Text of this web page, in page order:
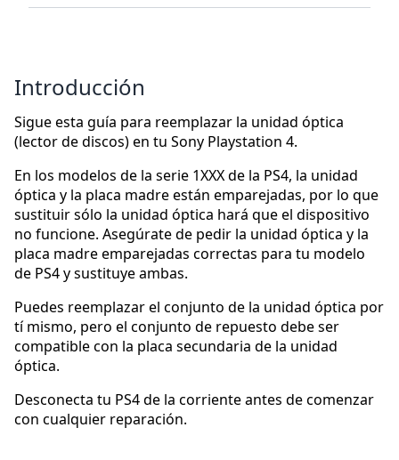
Introducción
Sigue esta guía para reemplazar la unidad óptica
(lector de discos) en tu Sony Playstation 4.
En los modelos de la serie 1XXX de la PS4, la unidad
óptica y la placa madre están emparejadas, por lo que
sustituir sólo la unidad óptica hará que el dispositivo
no funcione. Asegúrate de pedir la unidad óptica y la
placa madre emparejadas correctas para tu modelo
de PS4 y sustituye ambas.
Puedes reemplazar el conjunto de la unidad óptica por
tí mismo, pero el conjunto de repuesto debe ser
compatible con la placa secundaria de la unidad
óptica.
Desconecta tu PS4 de la corriente antes de comenzar
con cualquier reparación.